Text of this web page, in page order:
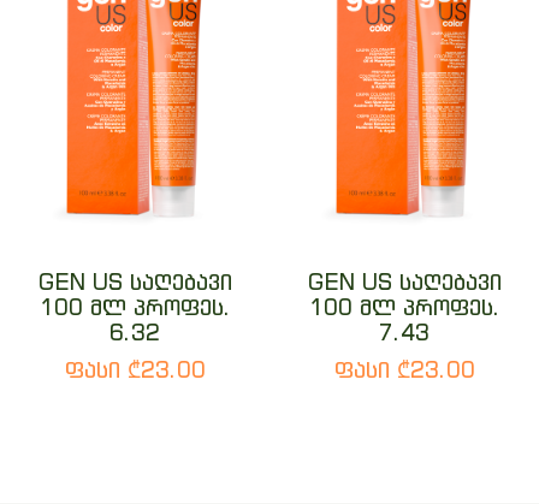
GEN US საღებავი
100 მლ პროფეს.
6.32
ფასი ₾23.00
GEN US საღებავი
100 მლ პროფეს.
7.43
ფასი ₾23.00